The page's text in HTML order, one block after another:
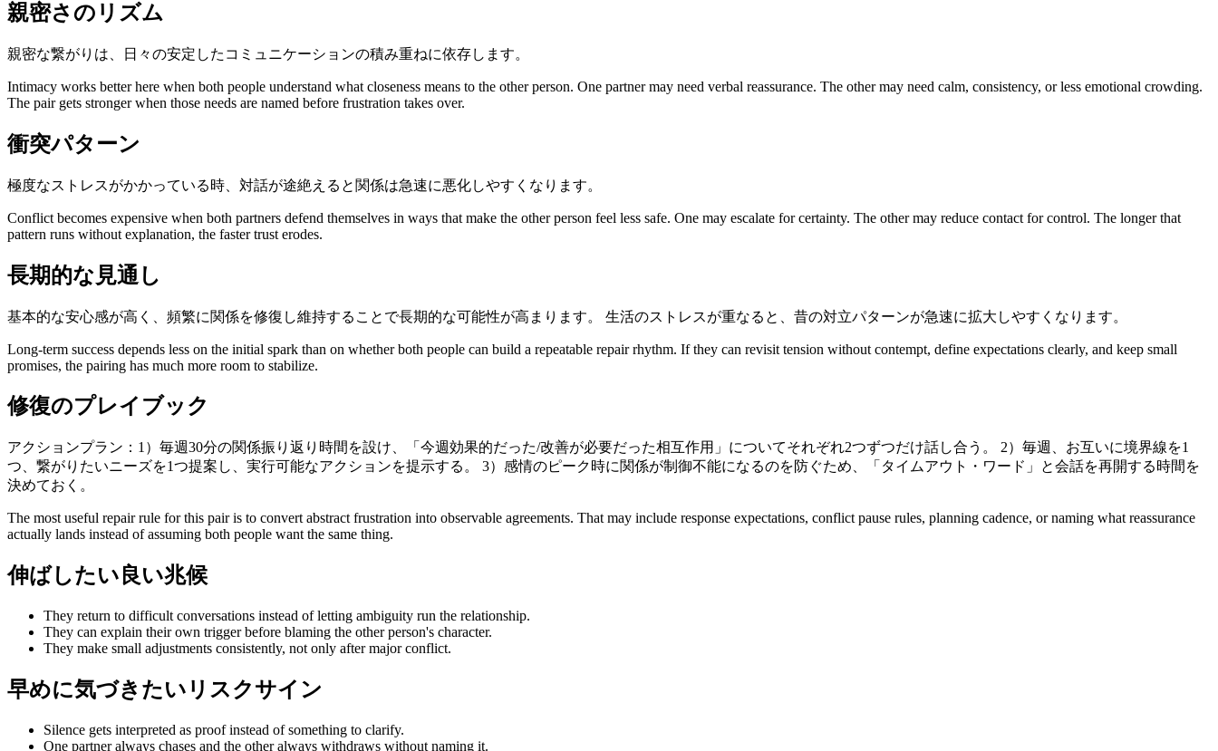
親密さのリズム
親密な繋がりは、日々の安定したコミュニケーションの積み重ねに依存します。
Intimacy works better here when both people understand what closeness means to the other person. One partner may need verbal reassurance. The other may need calm, consistency, or less emotional crowding.
The pair gets stronger when those needs are named before frustration takes over.
衝突パターン
極度なストレスがかかっている時、対話が途絶えると関係は急速に悪化しやすくなります。
Conflict becomes expensive when both partners defend themselves in ways that make the other person feel less safe. One may escalate for certainty. The other may reduce contact for control. The longer that
pattern runs without explanation, the faster trust erodes.
長期的な見通し
基本的な安心感が高く、頻繁に関係を修復し維持することで長期的な可能性が高まります。 生活のストレスが重なると、昔の対立パターンが急速に拡大しやすくなります。
Long-term success depends less on the initial spark than on whether both people can build a repeatable repair rhythm. If they can revisit tension without contempt, define expectations clearly, and keep small
promises, the pairing has much more room to stabilize.
修復のプレイブック
アクションプラン：1）毎週30分の関係振り返り時間を設け、「今週効果的だった/改善が必要だった相互作用」についてそれぞれ2つずつだけ話し合う。 2）毎週、お互いに境界線を1
つ、繋がりたいニーズを1つ提案し、実行可能なアクションを提示する。 3）感情のピーク時に関係が制御不能になるのを防ぐため、「タイムアウト・ワード」と会話を再開する時間を
決めておく。
The most useful repair rule for this pair is to convert abstract frustration into observable agreements. That may include response expectations, conflict pause rules, planning cadence, or naming what reassurance
actually lands instead of assuming both people want the same thing.
伸ばしたい良い兆候
They return to difficult conversations instead of letting ambiguity run the relationship.
They can explain their own trigger before blaming the other person's character.
They make small adjustments consistently, not only after major conflict.
早めに気づきたいリスクサイン
Silence gets interpreted as proof instead of something to clarify.
One partner always chases and the other always withdraws without naming it.